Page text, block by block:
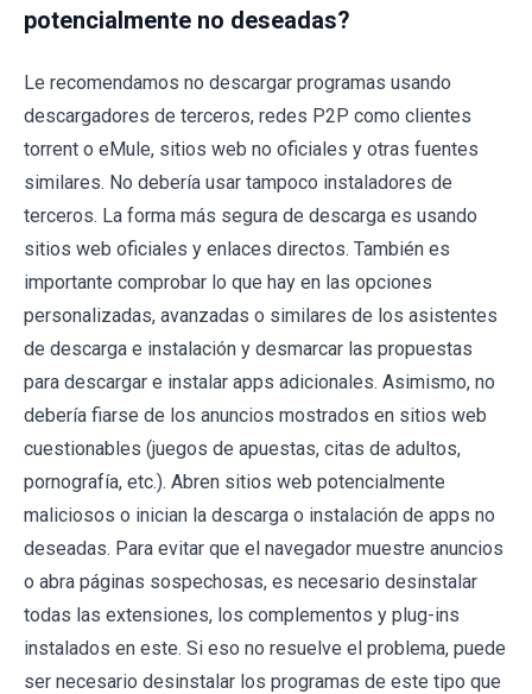
potencialmente no deseadas?
Le recomendamos no descargar programas usando
descargadores de terceros, redes P2P como clientes
torrent o eMule, sitios web no oficiales y otras fuentes
similares. No debería usar tampoco instaladores de
terceros. La forma más segura de descarga es usando
sitios web oficiales y enlaces directos. También es
importante comprobar lo que hay en las opciones
personalizadas, avanzadas o similares de los asistentes
de descarga e instalación y desmarcar las propuestas
para descargar e instalar apps adicionales. Asimismo, no
debería fiarse de los anuncios mostrados en sitios web
cuestionables (juegos de apuestas, citas de adultos,
pornografía, etc.). Abren sitios web potencialmente
maliciosos o inician la descarga o instalación de apps no
deseadas. Para evitar que el navegador muestre anuncios
o abra páginas sospechosas, es necesario desinstalar
todas las extensiones, los complementos y plug-ins
instalados en este. Si eso no resuelve el problema, puede
ser necesario desinstalar los programas de este tipo que